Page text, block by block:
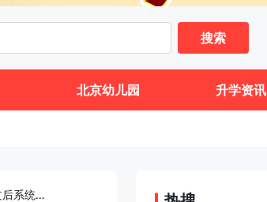
搜索
北京幼儿园 升学资讯
下一步做什么？2025年幼升小东城区京籍信息采集通过后系统提示